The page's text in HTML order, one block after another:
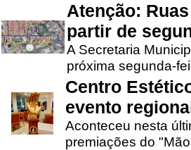
Atenção:
partir de
A Secretaria
próxima segunda-
Centro
evento
Aconteceu nesta
premiações do